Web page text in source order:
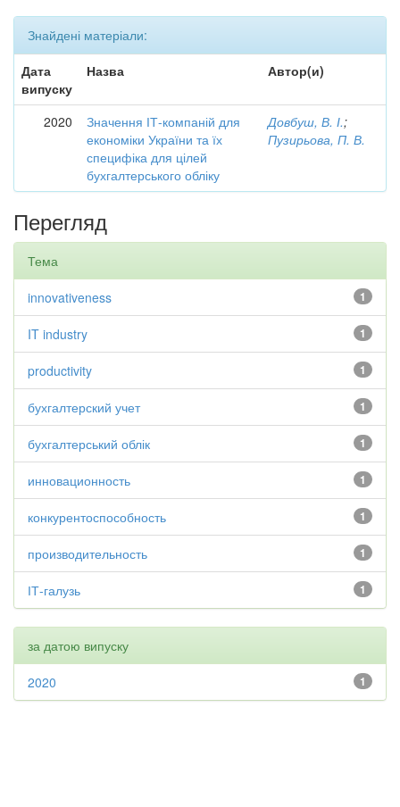
Знайдені матеріали:
Дата
випуску
Назва Автор(и)
2020
Значення ІТ-компаній для
економіки України та їх
специфіка для цілей
бухгалтерського обліку
Довбуш, В. І.;
Пузирьова, П. В.
Перегляд
Тема
1
innovativeness
1
IT industry
1
productivity
1
бухгалтерский учет
1
бухгалтерський облік
1
инновационность
1
конкурентоспособность
1
производительность
1
ІТ-галузь
за датою випуску
1
2020